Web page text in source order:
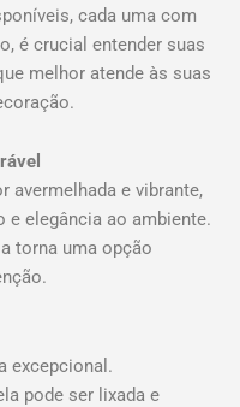
cada uma com
é crucial entender suas
melhor atende às suas
avermelhada e vibrante,
elegância ao ambiente.
torna uma opção
excepcional.
pode ser lixada e